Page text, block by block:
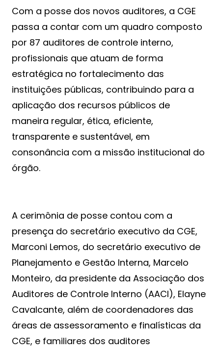
Com a posse dos novos auditores, a CGE
passa a contar com um quadro composto
por 87 auditores de controle interno,
profissionais que atuam de forma
estratégica no fortalecimento das
instituições públicas, contribuindo para a
aplicação dos recursos públicos de
maneira regular, ética, eficiente,
transparente e sustentável, em
consonância com a missão institucional do
órgão.
A cerimônia de posse contou com a
presença do secretário executivo da CGE,
Marconi Lemos, do secretário executivo de
Planejamento e Gestão Interna, Marcelo
Monteiro, da presidente da Associação dos
Auditores de Controle Interno (AACI), Elayne
Cavalcante, além de coordenadores das
áreas de assessoramento e finalísticas da
CGE, e familiares dos auditores